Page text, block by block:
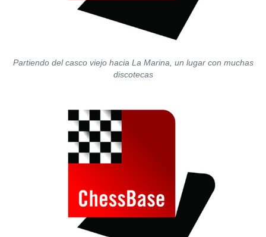
Partiendo del casco viejo hacia La Marina, un lugar con muchas
discotecas